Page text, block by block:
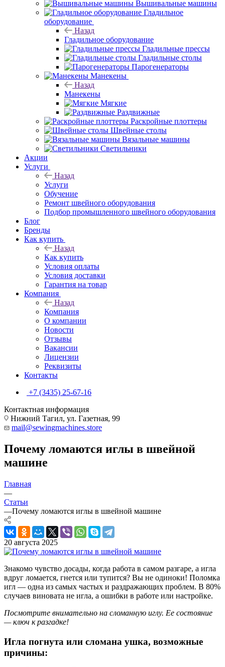
Вышивальные машины
Гладильное
оборудование
Назад
Гладильное оборудование
Гладильные прессы
Гладильные столы
Парогенераторы
Манекены
Назад
Манекены
Мягкие
Раздвижные
Раскройные плоттеры
Швейные столы
Вязальные машины
Светильники
Акции
Услуги
Назад
Услуги
Обучение
Ремонт швейного оборудования
Подбор промышленного швейного оборудования
Блог
Бренды
Как купить
Назад
Как купить
Условия оплаты
Условия доставки
Гарантия на товар
Компания
Назад
Компания
О компании
Новости
Отзывы
Вакансии
Лицензии
Реквизиты
Контакты
+7 (3435) 25-67-16
Контактная информация
Нижний Тагил, ул. Газетная, 99
mail@sewingmachines.store
Почему ломаются иглы в швейной
машине
Главная
—
Статьи
—Почему ломаются иглы в швейной машине
20 августа 2025
Знакомо чувство досады, когда работа в самом разгаре, а игла
вдруг ломается, гнется или тупится? Вы не одиноки! Поломка
игл — одна из самых частых и раздражающих проблем. В 80%
случаев виновата не игла, а ошибки в работе или настройке.
Посмотрите внимательно на сломанную иглу. Ее состояние
— ключ к разгадке!
Игла погнута или сломана ушка, возможные
причины: